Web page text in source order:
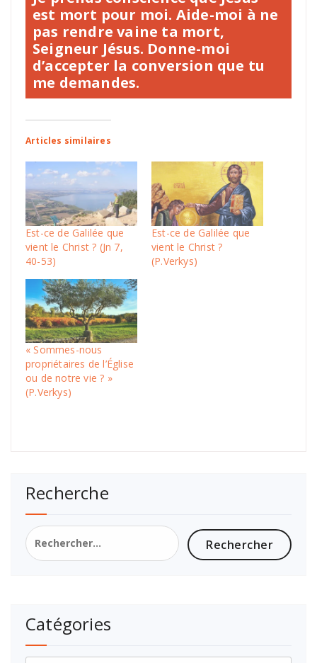
est mort pour moi. Aide-moi à ne
pas rendre vaine ta mort,
Seigneur Jésus. Donne-moi
d’accepter la conversion que tu
me demandes.
Articles similaires
Est-ce de Galilée que
vient le Christ ? (Jn 7,
40-53)
Est-ce de Galilée que
vient le Christ ?
(P.Verkys)
« Sommes-nous
propriétaires de l’Église
ou de notre vie ? »
(P.Verkys)
Recherche
Catégories